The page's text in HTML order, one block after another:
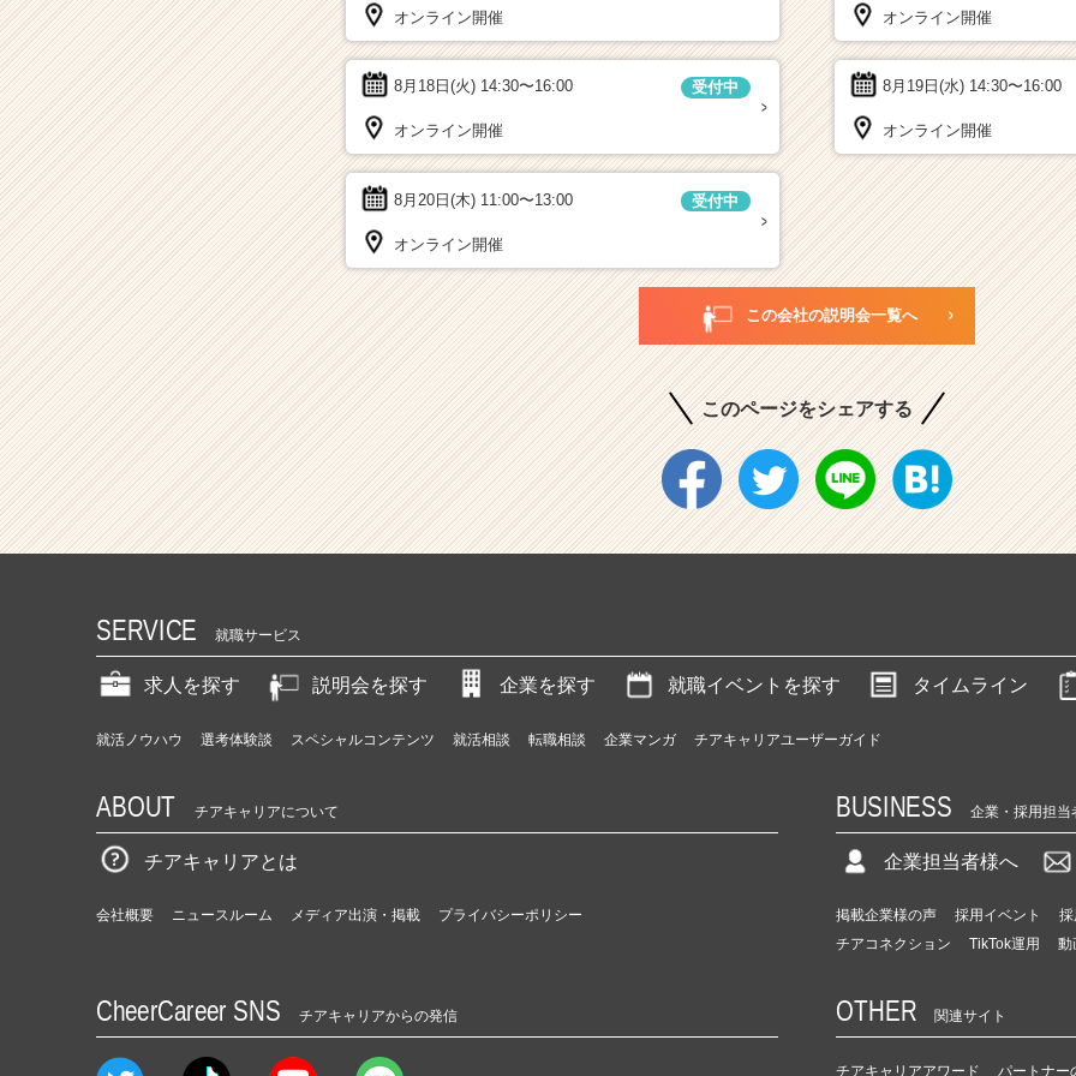
オンライン開催 オンライン開催
8月18日(火) 14:30〜16:00 受付中
オンライン開催
8月19日(水) 14:30〜16:00
オンライン開催
8月20日(木) 11:00〜13:00 受付中
オンライン開催
この会社の説明会一覧へ
このページをシェアする
SERVICE 就職サービス
求人を探す 説明会を探す 企業を探す 就職イベントを探す タイムライン
就活ノウハウ 選考体験談 スペシャルコンテンツ 就活相談 転職相談 企業マンガ チアキャリアユーザーガイド
ABOUT チアキャリアについて
チアキャリアとは
会社概要 ニュースルーム メディア出演・掲載 プライバシーポリシー
BUSINESS 企業・採用担当
企業担当者様へ
掲載企業様の声 採用イベント
チアコネクション
TikTok運用 動
CheerCareer SNS チアキャリアからの発信 OTHER 関連サイト
チアキャリアアワード パートナー